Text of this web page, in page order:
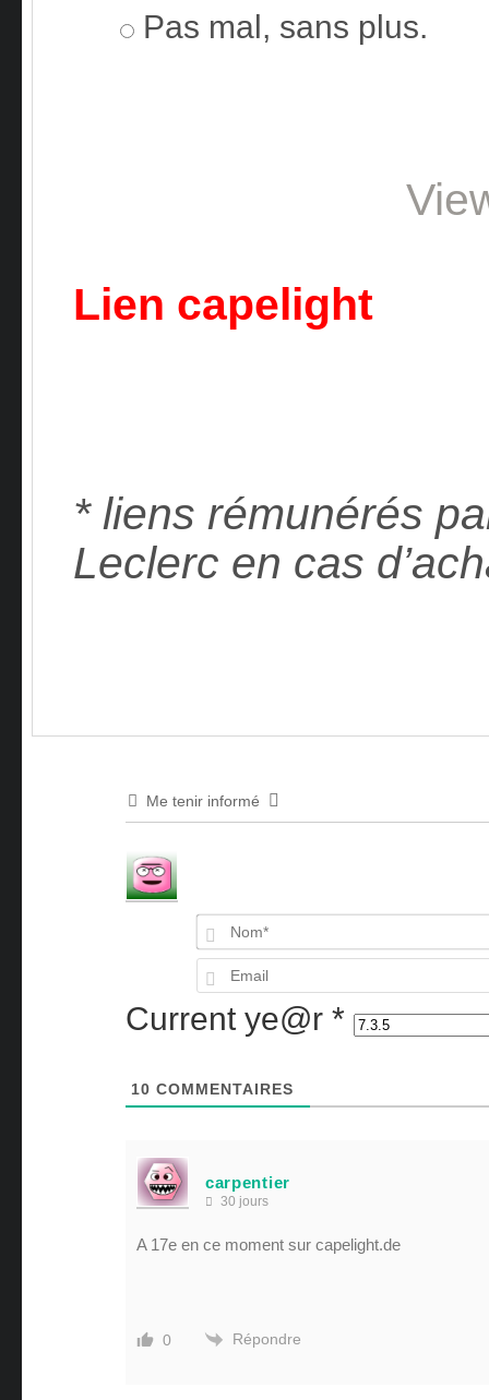
Pas mal, sans plus.
Lien capelight
* liens rémunérés
Leclerc en cas
Me tenir informé
Current ye@r *
10 COMMENTAIRES
carpentier
30 jours
A 17e en ce moment sur capelight.de
0 Répondre